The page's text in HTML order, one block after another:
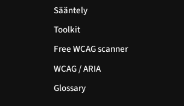
Sääntely
Toolkit
Free WCAG scanner
WCAG / ARIA
Glossary